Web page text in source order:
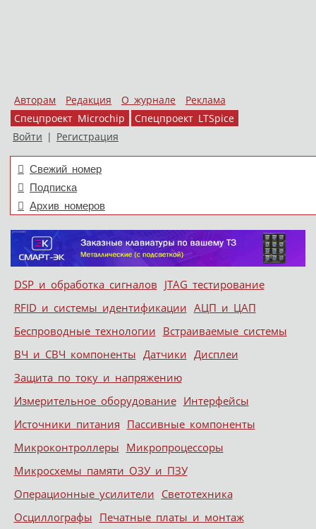
Авторам Редакция О журнале
Реклама
Спецпроект Microchip
Спецпроект LTSpice
Войти | Регистрация
Свежий номер
Подписка
Архив номеров
Меню
Skip to content
DSP и обработка сигналов JTAG тестирование
RFID и системы идентификации АЦП и ЦАП
Беспроводные технологии Встраиваемые системы
ВЧ и СВЧ компоненты Датчики Дисплеи
Защита по току и напряжению
Измерительное оборудование Интерфейсы
Источники питания Пассивные компоненты
Микроконтроллеры Микропроцессоры
Микросхемы памяти ОЗУ и ПЗУ
Операционные усилители Светотехника
Осциллографы Печатные платы и монтаж